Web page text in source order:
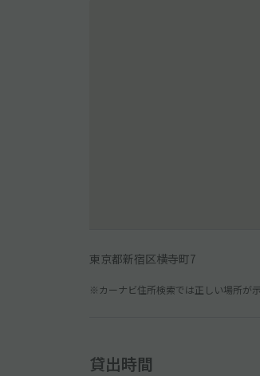
東京都新宿区横寺町7
※カーナビ住所検索では正しい場所が
貸出時間